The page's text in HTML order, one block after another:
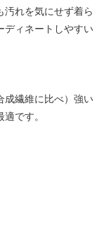
汚れを気にせず着ら
ディネートしやすい
成繊維に比べ）強い
です。